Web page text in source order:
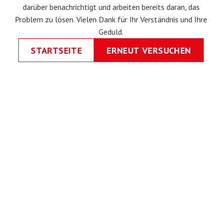
darüber benachrichtigt und arbeiten bereits daran, das
Problem zu lösen. Vielen Dank für Ihr Verständnis und Ihre
Geduld.
STARTSEITE ERNEUT VERSUCHEN